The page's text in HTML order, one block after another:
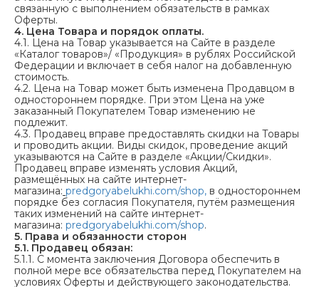
связанную с выполнением обязательств в рамках
Оферты.
4. Цена Товара и порядок оплаты.
4.1. Цена на Товар указывается на Сайте в разделе
«Каталог товаров»/ «Продукция» в рублях Российской
Федерации и включает в себя налог на добавленную
стоимость.
4.2. Цена на Товар может быть изменена Продавцом в
одностороннем порядке. При этом Цена на уже
заказанный Покупателем Товар изменению не
подлежит.
4.3. Продавец вправе предоставлять скидки на Товары
и проводить акции. Виды скидок, проведение акций
указываются на Сайте в разделе «Акции/Скидки».
Продавец вправе изменять условия Акций,
размещённых на сайте интернет-
магазина: predgoryabelukhi.com/shop, в одностороннем
порядке без согласия Покупателя, путём размещения
таких изменений на сайте интернет-
магазина: predgoryabelukhi.com/shop.
5. Права и обязанности сторон
5.1. Продавец обязан:
5.1.1. С момента заключения Договора обеспечить в
полной мере все обязательства перед Покупателем на
условиях Оферты и действующего законодательства.